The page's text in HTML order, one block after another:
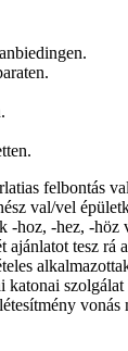
felbontás
val/vel
-hez, -
tesz